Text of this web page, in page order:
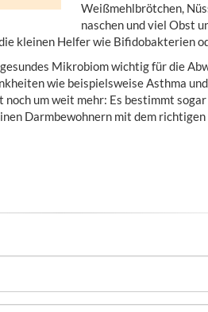
Weißmehlbrötchen,
naschen und viel Obst
kleinen Helfer wie Bifidobakterien
Mikrobiom wichtig für die
wie beispielsweise Asthma
um weit mehr: Es bestimmt
Darmbewohnern mit dem